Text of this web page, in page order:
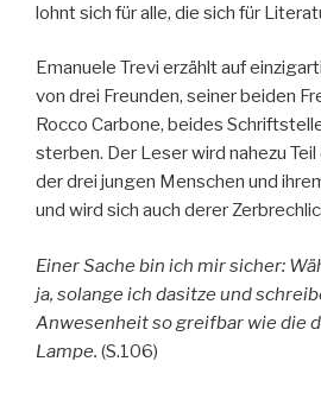
lohnt sich für alle, die sich für
Emanuele Trevi erzählt auf
von drei Freunden, seiner beiden
Rocco Carbone, beides
sterben. Der Leser wird nahezu
der drei jungen Menschen und
und wird sich auch derer
Einer Sache bin ich mir sicher:
ja, solange ich dasitze und
Anwesenheit so greifbar wie die
Lampe. (S.106)